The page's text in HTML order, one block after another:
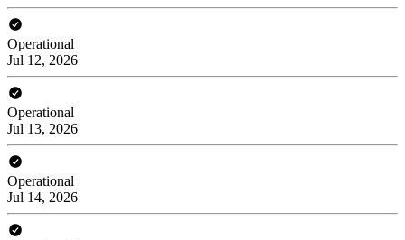
Operational
Jul 12, 2026
Operational
Jul 13, 2026
Operational
Jul 14, 2026